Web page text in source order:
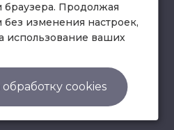
фирма «Клифф».
на обработку
браузера. Продолжая
без изменения настроек,
использование ваших
cookies